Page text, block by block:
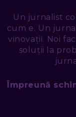
SEAMA
CE-AM
EP. 46
MIHAI
Un jurnalist
cum e. Un
vinovații. Noi
soluții la
Împreună